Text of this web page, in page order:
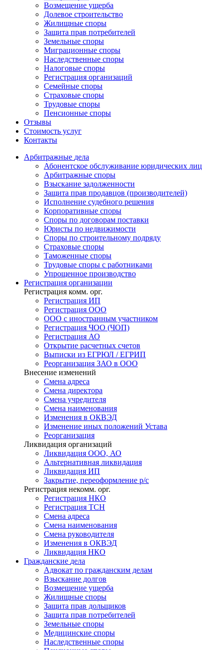
Возмещение ущерба
Долевое строительство
Жилищные споры
Защита прав потребителей
Земельные споры
Миграционные споры
Наследственные споры
Налоговые споры
Регистрация организаций
Семейные споры
Страховые споры
Трудовые споры
Пенсионные споры
Отзывы
Стоимость услуг
Контакты
Арбитражные дела
Абонентское обслуживание юридических лиц
Арбитражные споры
Взыскание задолженности
Защита прав продавцов (производителей)
Исполнение судебного решения
Корпоративные споры
Споры по договорам поставки
Юристы по недвижимости
Споры по строительному подряду
Страховые споры
Таможенные споры
Трудовые споры с работниками
Упрощенное производство
Регистрация организации
Регистрация комм. орг.
Регистрация ИП
Регистрация ООО
ООО с иностранным участником
Регистрация ЧОО (ЧОП)
Регистрация АО
Открытие расчетных счетов
Выписки из ЕГРЮЛ / ЕГРИП
Реорганизация ЗАО в ООО
Внесение изменений
Смена адреса
Смена директора
Cмена учредителя
Смена наименования
Изменения в ОКВЭД
Изменение иных положений Устава
Реорганизация
Ликвидация организаций
Ликвидация ООО, АО
Альтернативная ликвидация
Ликвидация ИП
Закрытие, переоформление р/с
Регистрация некомм. орг.
Регистрация НКО
Регистрация ТСН
Смена адреса
Смена наименования
Смена руководителя
Изменения в ОКВЭД
Ликвидация НКО
Гражданские дела
Адвокат по гражданским делам
Взыскание долгов
Возмещение ущерба
Жилищные споры
Защита прав дольщиков
Защита прав потребителей
Земельные споры
Медицинские споры
Наследственные споры